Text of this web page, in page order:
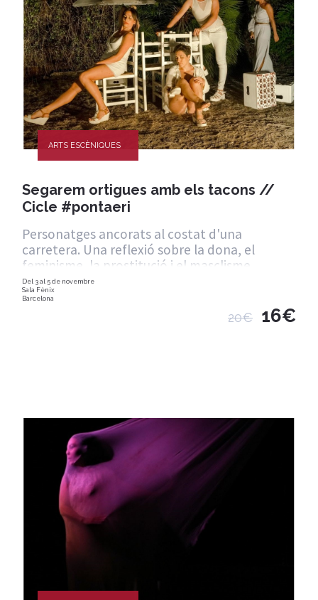
ARTS ESCÈNIQUES
Segarem ortigues amb els tacons //
Cicle #pontaeri
Personatges ancorats al costat d'una
carretera. Una reflexió sobre la dona, el
feminisme, la prostitució i el masclisme.
Del 3 al 5 de novembre
Sala Fènix
Barcelona
20€ 16€